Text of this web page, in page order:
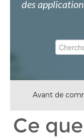
des
Avant de
Ce